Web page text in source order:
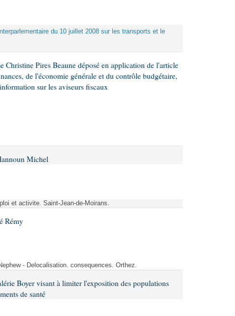
du 10 juillet 2008 sur les transports et le
Pires Beaune déposé en application de l'article
de l'économie générale et du contrôle budgétaire,
sur les aviseurs fiscaux
Michel
et activite. Saint-Jean-de-Moirans.
Rémy
- Delocalisation. consequences. Orthez.
Boyer visant à limiter l'exposition des populations
de santé